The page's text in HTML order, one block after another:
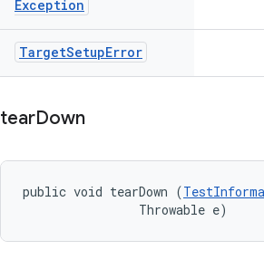
Exception
TargetSetupError
tearDown
public void tearDown (
                Throwable e)